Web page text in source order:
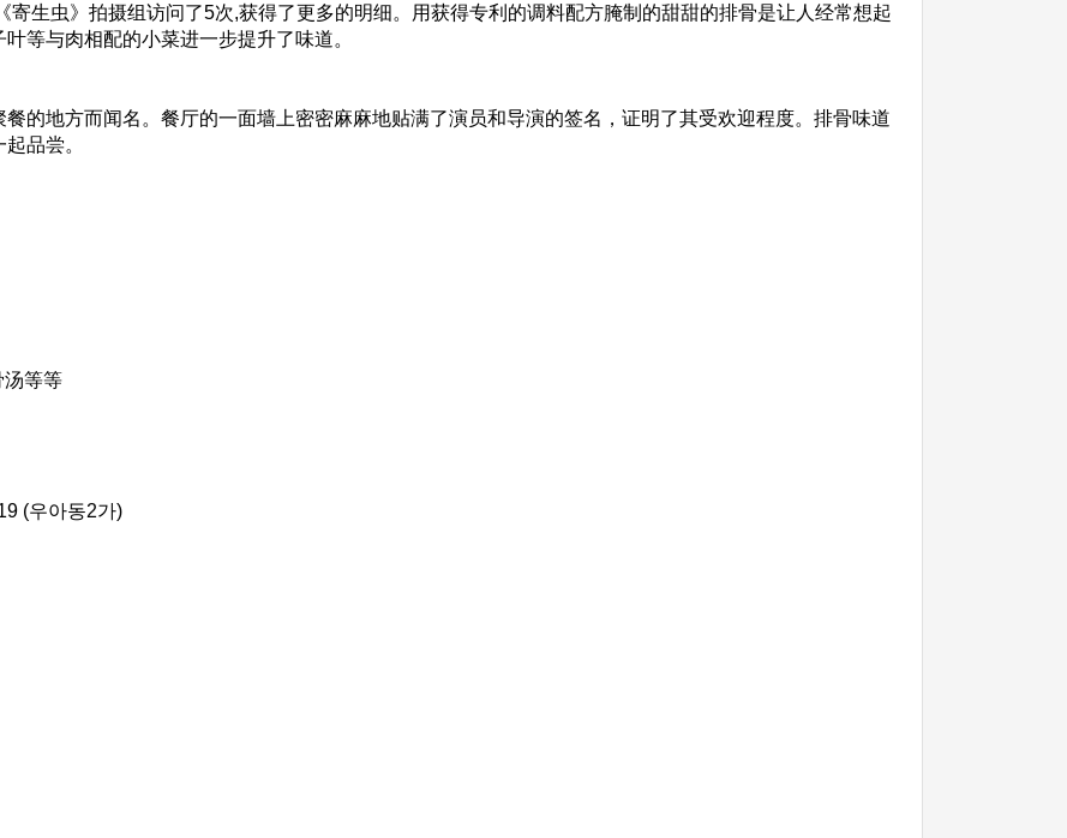
生虫》拍摄组访问了5次,获得了更多的明细。用获得专利的调料配方腌制的甜甜的排骨是让人经常想起
等与肉相配的小菜进一步提升了味道。
的地方而闻名。餐厅的一面墙上密密麻麻地贴满了演员和导演的签名，证明了其受欢迎程度。排骨味道
品尝。
汤等等
(우아동2가)